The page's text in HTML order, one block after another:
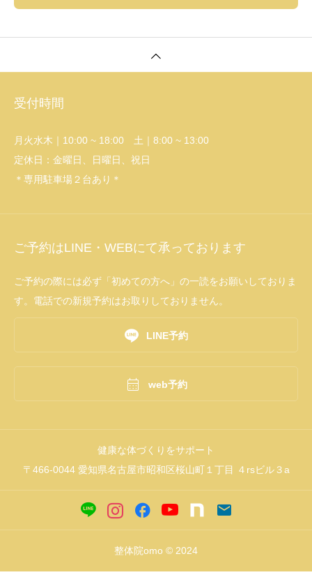
クティックシステムセミナー： 骨盤、腰
椎、胸椎、頚椎、上部頚椎 塩川雅士D.C.
カイロプラクティックリーダーセミナー
観察 肩関節／肘関節／手指部／体幹・肋
骨・股関節／下肢筋肉離れ／膝関節／足
関節【兼子ただしストレッチ大学 有資
格者コース】 ２０２４年度 ビデオコー
受付時間
月火水木｜10:00 ~ 18:00 土｜8:00 ~ 13:00
定休日：金曜日、日曜日、祝日
＊専用駐車場２台あり＊
ご予約はLINE・WEBにて承っております
ご予約の際には必ず「初めての方へ」の一読をお願いしておりま
す。電話での新規予約はお取りしておりません。
 LINE予約
 web予約
健康な体づくりをサポート
〒466-0044 愛知県名古屋市昭和区桜山町１丁目 ４rsビル３a
整体院omo © 2024